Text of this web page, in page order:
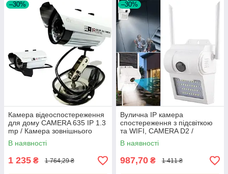
–30%
Камера відеоспостереження
для дому CAMERA 635 IP 1.3
mp / Камера зовнішнього
спостереження
В наявності
1 235 ₴ 1 764,29 ₴
–30%
Вулична IP камера
спостереження з підсвіткою
та WIFI, CAMERA D2 /
Зовнішня відеокамера / Вай-
фай камера для дому
В наявності
987,70 ₴ 1 411 ₴